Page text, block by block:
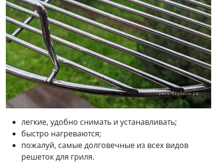
легкие, удобно снимать и устанавливать;
быстро нагреваются;
пожалуй, самые долговечные из всех видов
решеток для гриля.